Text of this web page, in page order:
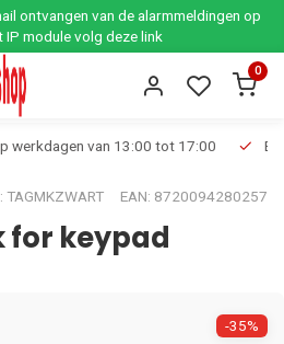
ontvangen van de alarmmeldingen op
IP module volg deze link
0
werkdagen van 13:00 tot 17:00
TAGMKZWART EAN: 8720094280257
for keypad
-35%